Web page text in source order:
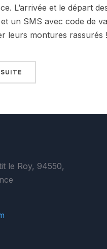
L’arrivée et le départ
un SMS avec code de
leurs montures rassurés !
le Roy, 94550,